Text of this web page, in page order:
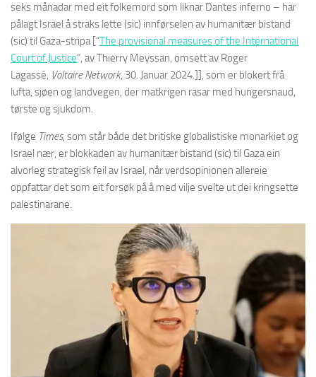
seks månadar med eit folkemord som liknar Dantes inferno – har
pålagt Israel å straks lette (sic) innførselen av humanitær bistand
(sic) til Gaza-stripa [“The provisional measures of the International
Court of Justice”, av Thierry Meyssan, omsett av Roger
Lagassé, Voltaire Network, 30. Januar 2024.]], som er blokert frå
lufta, sjøen og landvegen, der matkrigen rasar med hungersnaud,
tørste og sjukdom.
Ifølge Times, som står både det britiske globalistiske monarkiet og
Israel nær, er blokkaden av humanitær bistand (sic) til Gaza ein
alvorleg strategisk feil av Israel, når verdsopinionen allereie
oppfattar det som eit forsøk på å med vilje svelte ut dei kringsette
palestinarane.